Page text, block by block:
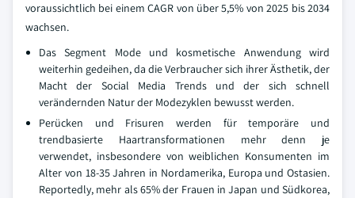
voraussichtlich bei einem CAGR von über 5,5% von 2025 bis 2034
wachsen.
Das Segment Mode und kosmetische Anwendung wird
weiterhin gedeihen, da die Verbraucher sich ihrer Ästhetik, der
Macht der Social Media Trends und der sich schnell
verändernden Natur der Modezyklen bewusst werden.
Perücken und Frisuren werden für temporäre und
trendbasierte Haartransformationen mehr denn je
verwendet, insbesondere von weiblichen Konsumenten im
Alter von 18-35 Jahren in Nordamerika, Europa und Ostasien.
Reportedly, mehr als 65% der Frauen in Japan und Südkorea,